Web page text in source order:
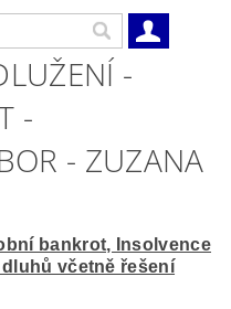
-
-
- ZUZANA
bankrot, Insolvence
včetně řešení